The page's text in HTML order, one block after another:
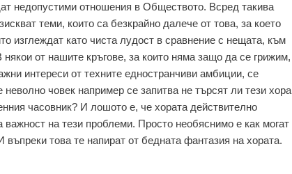
недопустими отношения в Обществото. Всред такива
теми, които са безкрайно далече от това, за което
изглеждат като чиста лудост в сравнение с нещата, към
от нашите кръгове, за които няма защо да се грижим,
интереси от техните едностранчиви амбиции, се
човек например се запитва не търсят ли тези хора
часовник? И лошото е, че хората действително
важност на тези проблеми. Просто необяснимо е как могат
това те напират от бедната фантазия на хората.